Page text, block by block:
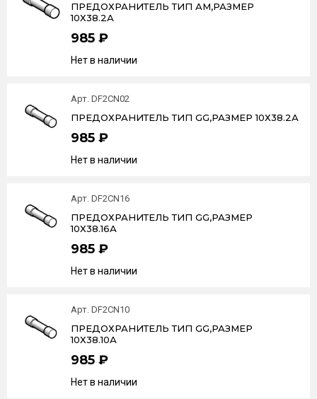
ПРЕДОХРАНИТЕЛЬ ТИП АМ,РАЗМЕР
10Х38.2А
985 ₽
Нет в наличии
Арт. DF2CN02
ПРЕДОХРАНИТЕЛЬ ТИП GG,РАЗМЕР 10Х38.2А
985 ₽
Нет в наличии
Арт. DF2CN16
ПРЕДОХРАНИТЕЛЬ ТИП GG,РАЗМЕР
10Х38.16А
985 ₽
Нет в наличии
Арт. DF2CN10
ПРЕДОХРАНИТЕЛЬ ТИП GG,РАЗМЕР
10Х38.10А
985 ₽
Нет в наличии